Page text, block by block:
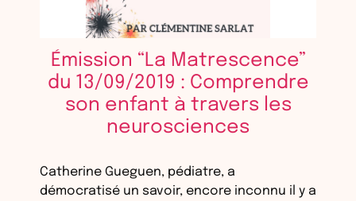
Émission “La Matrescence”
du 13/09/2019 : Comprendre
son enfant à travers les
neurosciences
Catherine Gueguen, pédiatre, a
démocratisé un savoir, encore inconnu il y a